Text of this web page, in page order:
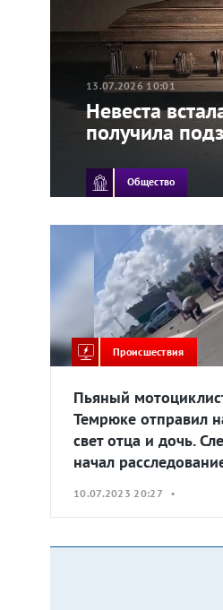
13.07.2026 10:01
Невеста
получила
Общество
Происшествия
Пьяный
Темрюке отправил
свет отца и дочь.
начал
10.07.2023 20:27 •